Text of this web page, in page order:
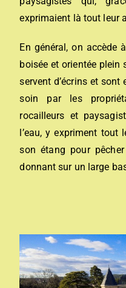
exprimaient là tout leur
En général, on accède
boisée et orientée plein
servent d’écrins et
soin par les
rocailleurs et
l’eau, y expriment tout
son étang pour
donnant sur un large